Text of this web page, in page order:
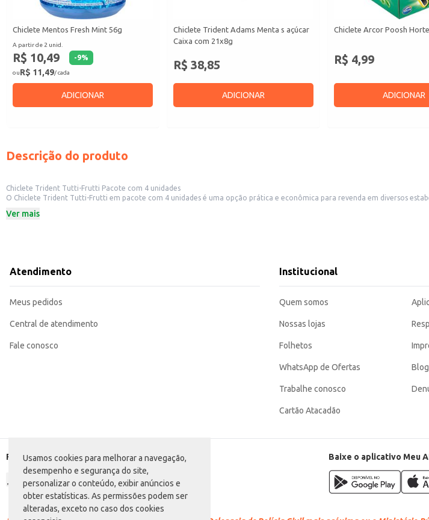
Usamos cookies para melhorar a navegação,
desempenho e segurança do site,
personalizar o conteúdo, exibir anúncios e
obter estatísticas. As permissões podem ser
alteradas, exceto no caso dos cookies
Chiclete Mentos Fresh Mint 56g
A partir de 2 unid.
R$ 10,49 -9%
ouR$ 11,49/ cada
ADICIONAR
Chiclete Trident Adams Menta s açúcar
Caixa com 21x8g
R$ 38,85
ADICIONAR
Chiclete Arcor Poosh
R$ 4,99
ADICIONAR
Descrição do produto
Chiclete Trident Tutti-Frutti Pacote com 4 unidades
O Chiclete Trident Tutti-Frutti em pacote com 4 unidades é uma opção prática e econômica para revenda em diversos estabelecimentos
refrescante e agradável.
O Chiclete Trident Tutti-Frutti oferece um sabor clássico e conhecido, garantindo uma boa aceitação pelo público. Sua embalagem compacta e o formato de pacote com 4 unidades contribuem para um bom custo-benefício, tanto
para o varejista quanto para o consumidor final.
Departamento: Mercearia
Conteúdo: 4 unidades
Ver mais
Atendimento
Meus pedidos
Central de atendimento
Fale conosco
Institucional
Quem somos
Nossas lojas
Folhetos
WhatsApp de Ofertas
Trabalhe conosco
Cartão Atacadão
Formas de pagamento Baixe o aplicativo Meu